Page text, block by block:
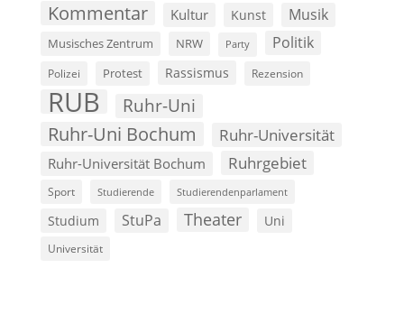
Kommentar Kultur Kunst Musik
Musisches Zentrum NRW Party Politik
Polizei Protest Rassismus Rezension
RUB Ruhr-Uni
Ruhr-Uni Bochum Ruhr-Universität
Ruhr-Universität Bochum Ruhrgebiet
Sport Studierende Studierendenparlament
Studium StuPa Theater Uni
Universität